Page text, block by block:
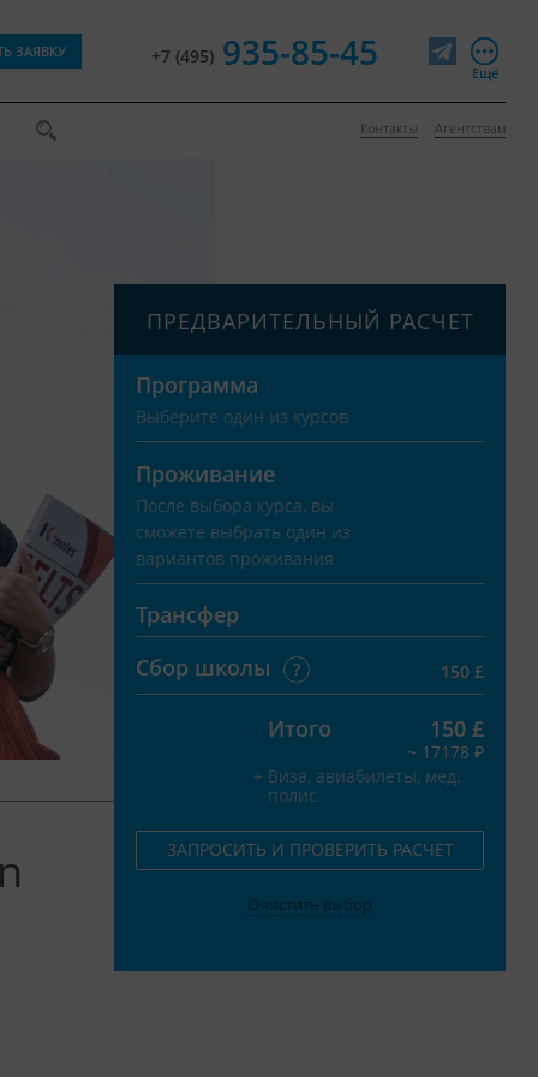
ЗАЯВКУ +7 (495) 935-85-45 Ещё
Контакты Агентствам
ПРЕДВАРИТЕЛЬНЫЙ РАСЧЕТ
Программа
Выберите один из курсов
Проживание
После выбора курса, вы
сможете выбрать один из
вариантов проживания
Трансфер
Сбор школы
? 150 £
Итого 150 £
~ 17178 ₽
+ Виза, авиабилеты, мед.
полис
ЗАПРОСИТЬ И ПРОВЕРИТЬ РАСЧЕТ
Очистить выбор